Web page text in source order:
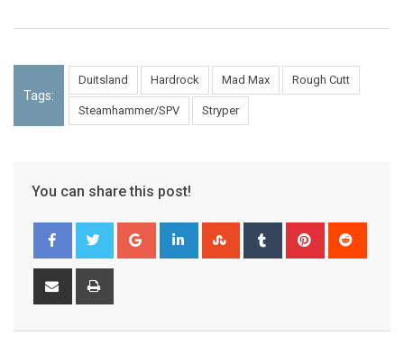
Tags:
Duitsland Hardrock Mad Max Rough Cutt
Steamhammer/SPV Stryper
You can share this post!